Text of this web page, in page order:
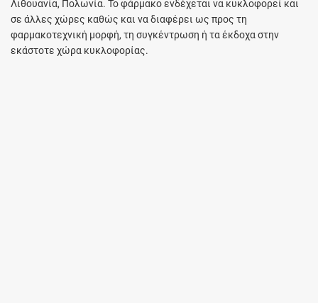
Λιθουανία, Πολωνία. Το φάρμακο ενδέχεται να κυκλοφορεί και
σε άλλες χώρες καθώς και να διαφέρει ως προς τη
φαρμακοτεχνική μορφή, τη συγκέντρωση ή τα έκδοχα στην
εκάστοτε χώρα κυκλοφορίας.